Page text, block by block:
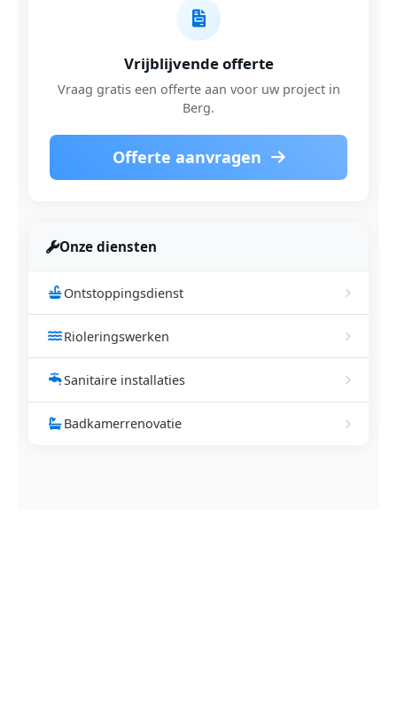
Vrijblijvende offerte
Vraag gratis een offerte aan voor uw project in
Berg.
Offerte aanvragen
Onze diensten
Ontstoppingsdienst
Rioleringswerken
Sanitaire installaties
Badkamerrenovatie